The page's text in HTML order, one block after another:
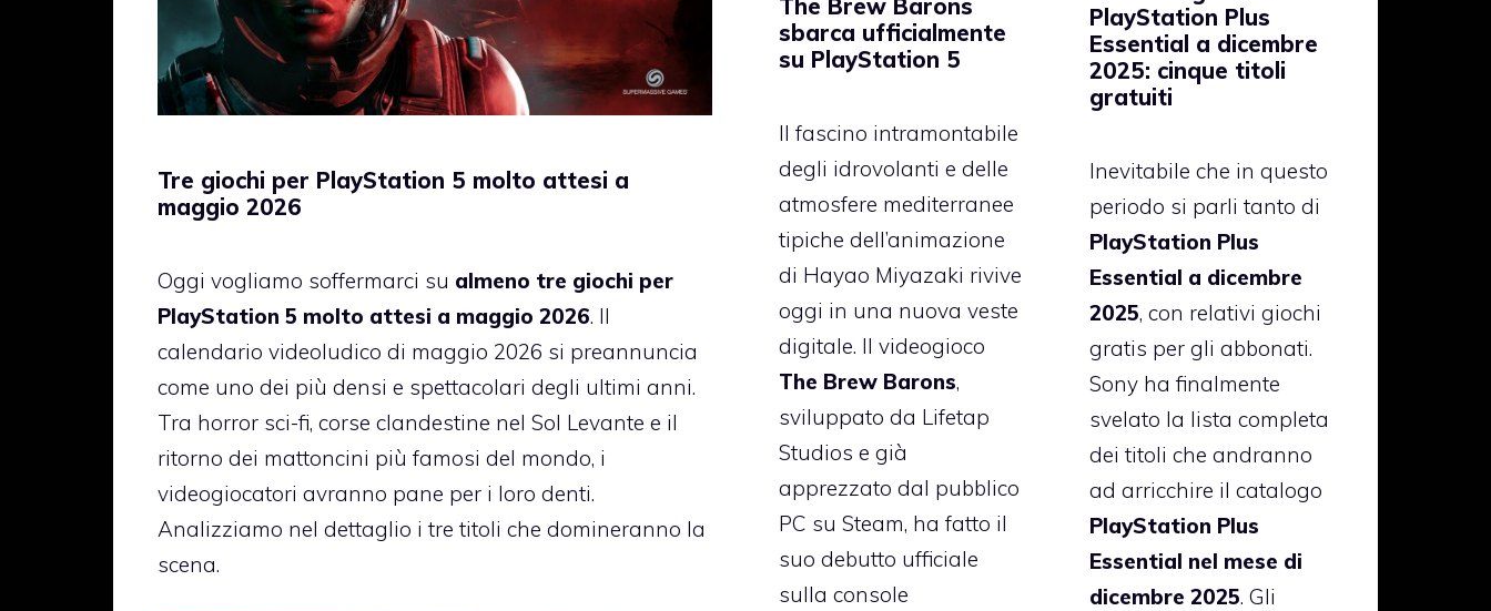
Tre giochi per PlayStation 5 molto attesi a
maggio 2026
Oggi vogliamo soffermarci su almeno tre giochi per
PlayStation 5 molto attesi a maggio 2026. Il
calendario videoludico di maggio 2026 si preannuncia
come uno dei più densi e spettacolari degli ultimi anni.
Tra horror sci-fi, corse clandestine nel Sol Levante e il
ritorno dei mattoncini più famosi del mondo, i
videogiocatori avranno pane per i loro denti.
Analizziamo nel dettaglio i tre titoli che domineranno la
scena.
The Brew Barons
sbarca ufficialmente
su PlayStation 5
Il fascino intramontabile
degli idrovolanti e delle
atmosfere mediterranee
tipiche dell’animazione
di Hayao Miyazaki rivive
oggi in una nuova veste
digitale. Il videogioco
The Brew Barons,
sviluppato da Lifetap
Studios e già
apprezzato dal pubblico
PC su Steam, ha fatto il
suo debutto ufficiale
sulla console
PlayStation Plus
Essential a dicembre
2025: cinque titoli
gratuiti
Inevitabile che in questo
periodo si parli tanto di
PlayStation Plus
Essential a dicembre
2025, con relativi giochi
gratis per gli abbonati.
Sony ha finalmente
svelato la lista completa
dei titoli che andranno
ad arricchire il catalogo
PlayStation Plus
Essential nel mese di
dicembre 2025. Gli